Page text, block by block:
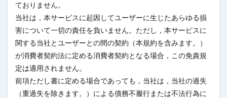
ておりません。
当社は，本サービスに起因してユーザーに生じたあらゆる損
害について一切の責任を負いません。ただし，本サービスに
関する当社とユーザーとの間の契約（本規約を含みます。）
が消費者契約法に定める消費者契約となる場合，この免責規
定は適用されません。
前項ただし書に定める場合であっても，当社は，当社の過失
（重過失を除きます。）による債務不履行または不法行為に